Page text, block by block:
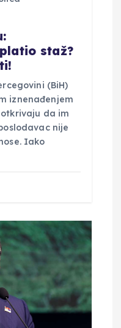
staž?
(BiH)
iznenađenjem
da im
nije
Iako